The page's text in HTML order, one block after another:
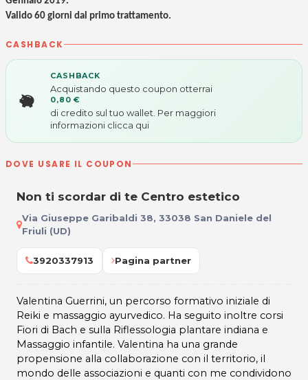
Valido 60 giorni dal primo trattamento.
CASHBACK
CASHBACK
Acquistando questo coupon otterrai
0,80 €
di credito sul tuo wallet. Per maggiori
informazioni clicca qui
DOVE USARE IL COUPON
Non ti scordar di te Centro estetico
Via Giuseppe Garibaldi 38, 33038 San Daniele del
Friuli (UD)
3920337913 Pagina partner
Valentina Guerrini, un percorso formativo iniziale di
Reiki e massaggio ayurvedico. Ha seguito inoltre corsi
Fiori di Bach e sulla Riflessologia plantare indiana e
Massaggio infantile. Valentina ha una grande
propensione alla collaborazione con il territorio, il
mondo delle associazioni e quanti con me condividono